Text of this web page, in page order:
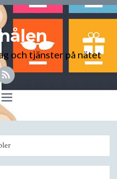
och tjänster på nätet
Toggle
navigation